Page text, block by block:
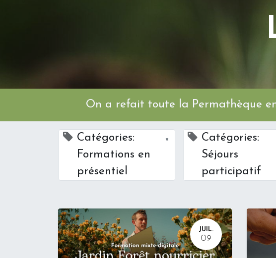
On a refait toute la
Catégories:
Formations en
présentiel
×
Catégories:
Séjours
participatif
JUIL.
09